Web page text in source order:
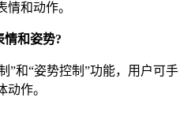
和动作。
情和姿势?
”和“姿势控制”功能，用户可手
作。